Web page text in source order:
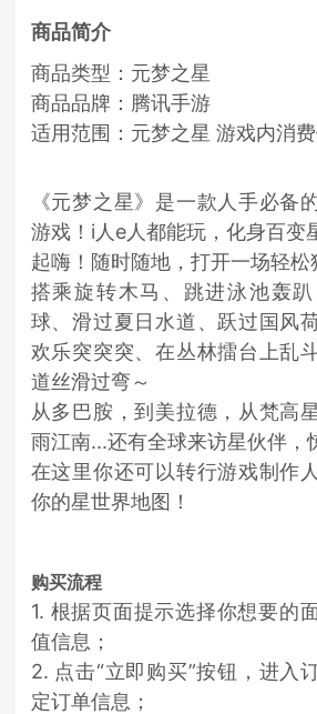
商品简介
商品类型：元梦之星
商品品牌：腾讯手游
适用范围：元梦之星 游戏内消
《元梦之星》是一款人手必备
游戏！i人e人都能玩，化身百变
起嗨！随时随地，打开一场轻松
搭乘旋转木马、跳进泳池轰
球、滑过夏日水道、跃过国风
欢乐突突突、在丛林擂台上乱
道丝滑过弯～
从多巴胺，到美拉德，从梵高
雨江南...还有全球来访星伙伴，
在这里你还可以转行游戏制作
你的星世界地图！
购买流程
1. 根据页面提示选择你想要的
值信息；
2. 点击“立即购买”按钮，进入
定订单信息；